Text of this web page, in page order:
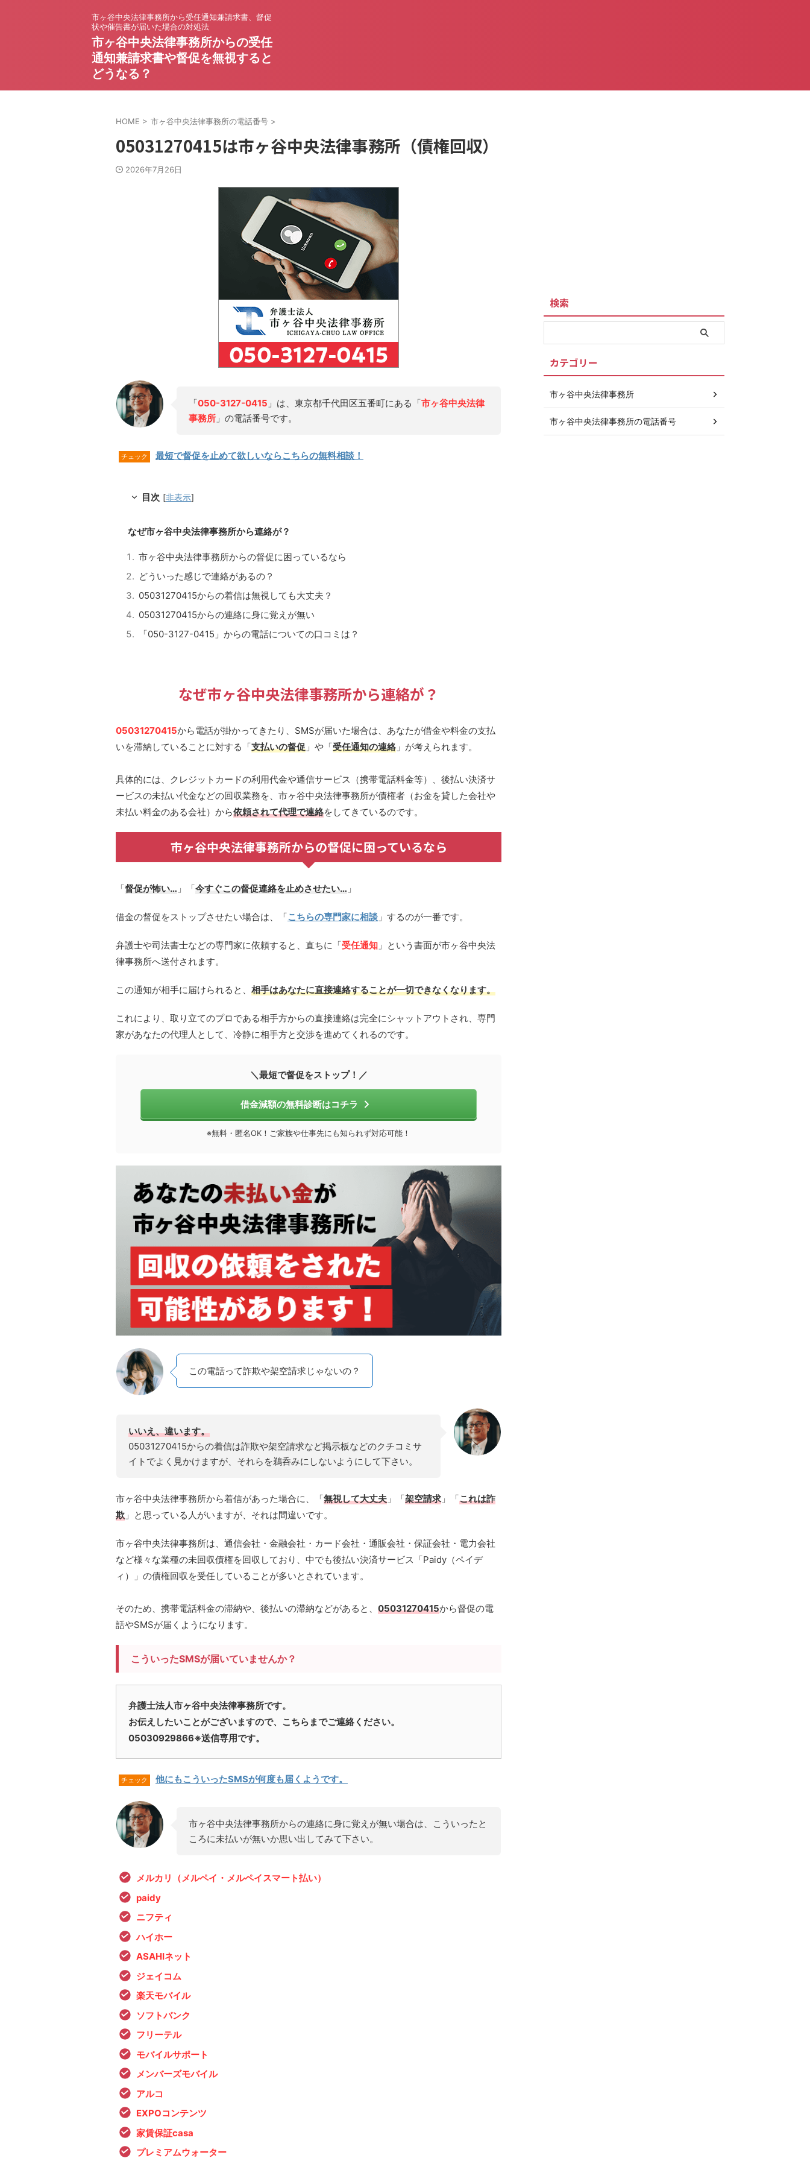
市ヶ谷中央法律事務所から受任通知兼請求書、督促
状や催告書が届いた場合の対処法
市ヶ谷中央法律事務所からの受任
通知兼請求書や督促を無視すると
どうなる？
HOME > 市ヶ谷中央法律事務所の電話番号 >
05031270415は市ヶ谷中央法律事務所（債権回収）
2026年7月26日
「050-3127-0415 」は、東京都千代田区五番町にある「市ヶ谷中央法律
事務所 」の電話番号です。
チェック 最短で督促を止めて欲しいならこちらの無料相談！
目次 [非表示]
なぜ市ヶ谷中央法律事務所から連絡が？
市ヶ谷中央法律事務所からの督促に困っているなら
どういった感じで連絡があるの？
05031270415からの着信は無視しても大丈夫？
05031270415からの連絡に身に覚えが無い
「050-3127-0415」からの電話についての口コミは？
なぜ市ヶ谷中央法律事務所から連絡が？
05031270415から電話が掛かってきたり、SMSが届いた場合は、あなたが借金や料金の支払
いを滞納していることに対する「支払いの督促 」や「受任通知の連絡」が考えられます。
具体的には、クレジットカードの利用代金や通信サービス（携帯電話料金等）、後払い決済サ
ービスの未払い代金などの回収業務を、市ヶ谷中央法律事務所が債権者（お金を貸した会社や
未払い料金のある会社）から依頼されて代理で連絡をしてきているのです。
市ヶ谷中央法律事務所からの督促に困っているなら
「督促が怖い… 」「今すぐこの督促連絡を止めさせたい… 」
借金の督促をストップさせたい場合は、「こちらの専門家に相談 」するのが一番です。
弁護士や司法書士などの専門家に依頼すると、直ちに「受任通知 」という書面が市ヶ谷中央法
律事務所へ送付されます。
この通知が相手に届けられると、 相手はあなたに直接連絡することが一切できなくなります。
これにより、取り立てのプロである相手方からの直接連絡は完全にシャットアウトされ、専門
家があなたの代理人として、冷静に相手方と交渉を進めてくれるのです。
＼最短で督促をストップ！／
借金減額の無料診断はコチラ
※無料・匿名OK！ご家族や仕事先にも知られず対応可能！
この電話って詐欺や架空請求じゃないの？
いいえ、違います。
05031270415からの着信は詐欺や架空請求など掲示板などのクチコミサ
イトでよく見かけますが、それらを鵜呑みにしないようにして下さい。
市ヶ谷中央法律事務所から着信があった場合に、「無視して大丈夫 」「架空請求 」「これは詐
欺 」と思っている人がいますが、それは間違いです。
市ヶ谷中央法律事務所は、通信会社・金融会社・カード会社・通販会社・保証会社・電力会社
など様々な業種の未回収債権を回収しており、中でも後払い決済サービス「Paidy（ペイデ
ィ）」の債権回収を受任していることが多いとされています。
そのため、携帯電話料金の滞納や、後払いの滞納などがあると、 05031270415から督促の電
話やSMSが届くようになります。
こういったSMSが届いていませんか？
弁護士法人市ヶ谷中央法律事務所です。
お伝えしたいことがございますので、こちらまでご連絡ください。
05030929866※送信専用です。
チェック 他にもこういったSMSが何度も届くようです。
市ヶ谷中央法律事務所からの連絡に身に覚えが無い場合は、こういったと
ころに未払いが無いか思い出してみて下さい。
メルカリ（メルペイ・メルペイスマート払い）
paidy
ニフティ
ハイホー
ASAHIネット
ジェイコム
楽天モバイル
ソフトバンク
フリーテル
モバイルサポート
メンバーズモバイル
アルコ
EXPOコンテンツ
家賃保証casa
プレミアムウォーター
検索
カテゴリー
市ヶ谷中央法律事務所
市ヶ谷中央法律事務所の電話番号